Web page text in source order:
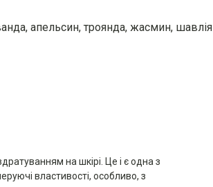
апельсин, троянда, жасмин, шавлія
на шкірі. Це і є одна з
властивості, особливо, з